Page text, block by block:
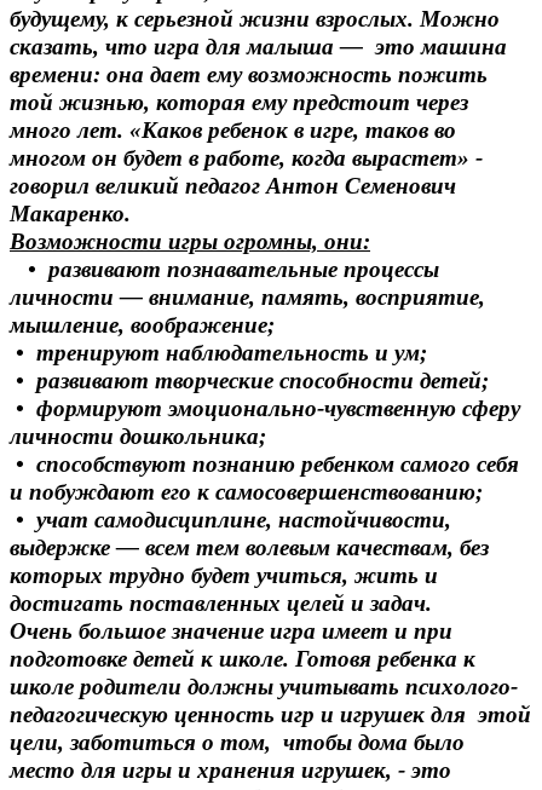
будущему, к серьезной жизни взрослых. Можно
сказать, что игра для малыша — это машина
времени: она дает ему возможность пожить
той жизнью, которая ему предстоит через
много лет. «Каков ребенок в игре, таков во
многом он будет в работе, когда вырастет» -
говорил великий педагог Антон Семенович
Макаренко.
Возможности игры огромны, они:
• развивают познавательные процессы
личности — внимание, память, восприятие,
мышление, воображение;
• тренируют наблюдательность и ум;
• развивают творческие способности детей;
• формируют эмоционально-чувственную сферу
личности дошкольника;
• способствуют познанию ребенком самого себя
и побуждают его к самосовершенствованию;
• учат самодисциплине, настойчивости,
выдержке — всем тем волевым качествам, без
которых трудно будет учиться, жить и
достигать поставленных целей и задач.
Очень большое значение игра имеет и при
подготовке детей к школе. Готовя ребенка к
школе родители должны учитывать психолого-
педагогическую ценность игр и игрушек для этой
цели, заботиться о том, чтобы дома было
место для игры и хранения игрушек, - это